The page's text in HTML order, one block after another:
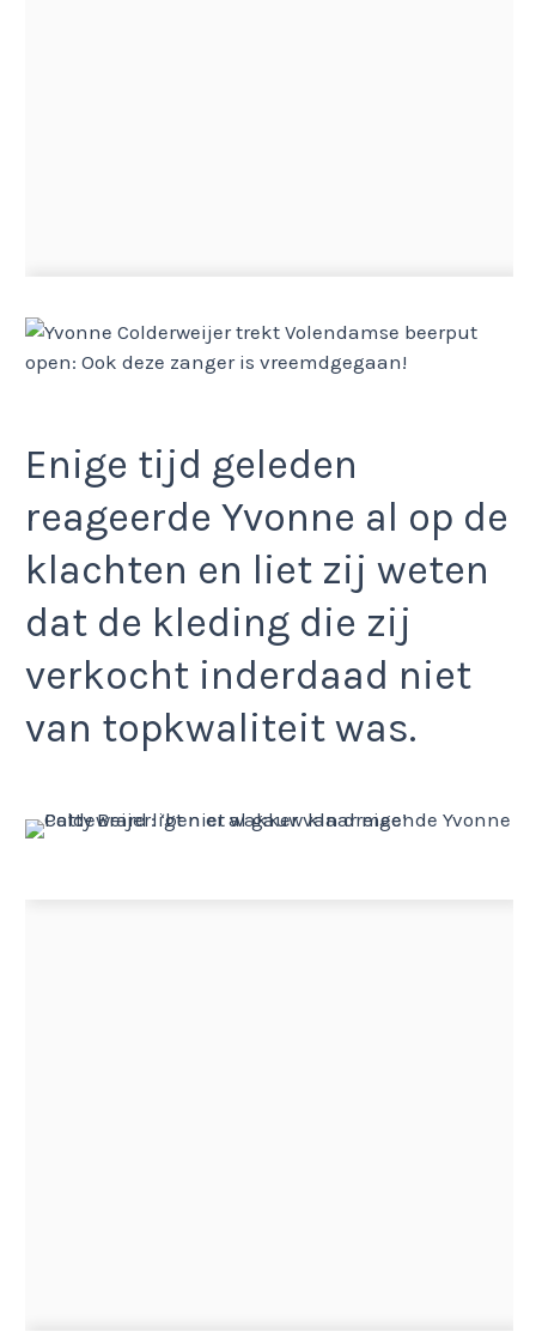
Enige tijd geleden
reageerde Yvonne al op de
klachten en liet zij weten
dat de kleding die zij
verkocht inderdaad niet
van topkwaliteit was.